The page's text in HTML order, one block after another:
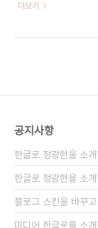
잡이 농담이 아니셨군
말도 안되는 정책이었지
다닌지 오래되어서 그런
부모들이나 이곳 토박이
더보기
공지사항
한글로 정광현을 소
한글로 정광현을 소
블로그 스킨을 바꾸
미디어 한글로를 소